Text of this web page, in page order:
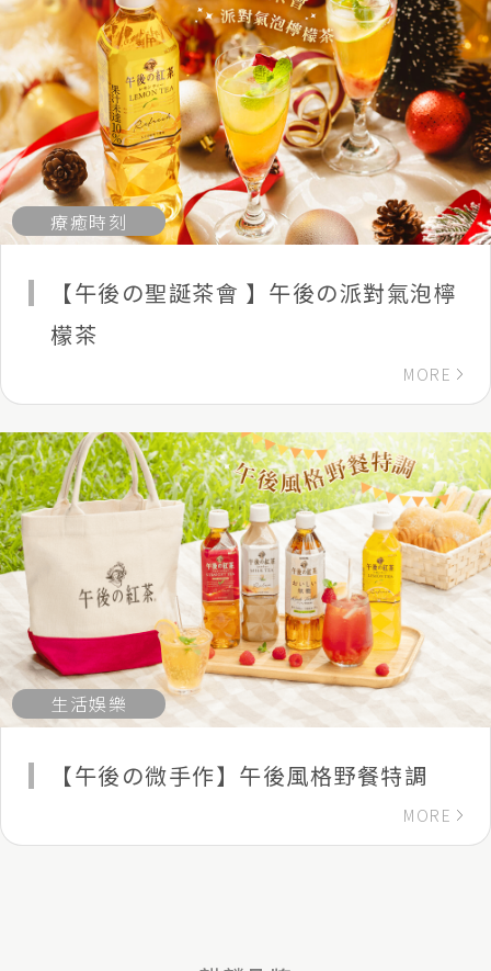
療癒時刻
【午後の聖誕茶會 】午後の派對氣泡檸
檬茶
MORE
生活娛樂
【午後の微手作】午後風格野餐特調
MORE